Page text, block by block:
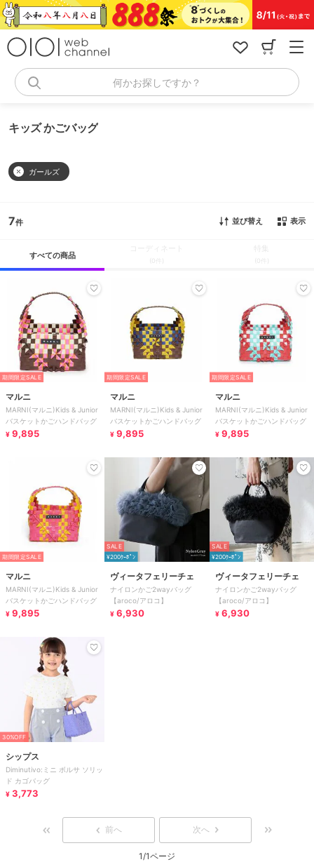
コ
ン
何かお探しですか？
キッズ かごバッグ
ガールズ
7 並び替え 表示
すべての商品
(0件) (0件)
期間限定SALE
マルニ
MARNI(マルニ)Kids & Junior
バスケットかごハンドバッグ
¥ 9,895
期間限定SALE
マルニ
MARNI(マルニ)Kids & Junior
バスケットかごハンドバッグ
¥ 9,895
期間限定SALE
マルニ
MARNI(マルニ)Kids & Junior
バスケットかごハンドバッグ
¥ 9,895
期間限定SALE
マルニ
MARNI(マルニ)Kids & Junior
バスケットかごハンドバッグ
¥ 9,895
SALE
¥200ｸｰﾎﾟﾝ
ヴィータフェリーチェ
ナイロンかご2wayバッグ
【aroco/アロコ】
¥ 6,930
SALE
¥200ｸｰﾎﾟﾝ
ヴィータフェリーチェ
ナイロンかご2wayバッグ
【aroco/アロコ】
¥ 6,930
30%OFF
シップス
Diminutivo:ミニ ボルサ ソリッ
ド カゴバッグ
¥ 3,773
前へ 次へ
1/1ページ